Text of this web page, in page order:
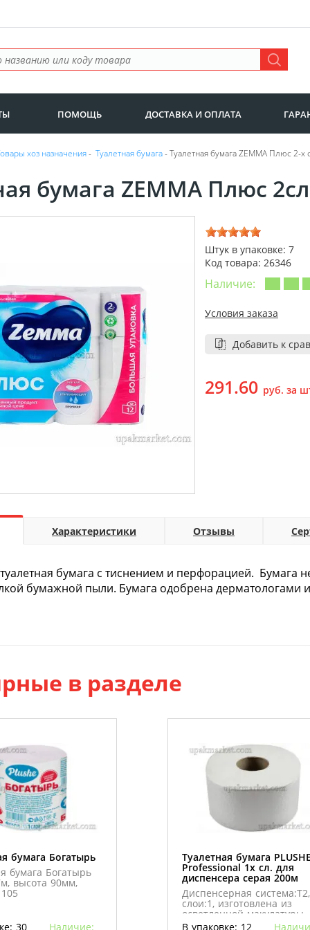
ПОМОЩЬ ДОСТАВКА И ОПЛАТА
хоз назначения- Туалетная бумага- Туалетная бумага ZEMMA Плюс 2-х
бумага ZEMMA Плюс
Штук в упаковке: 7
Код товара: 26346
Наличие:
Условия заказа
Добавить к
291.60 руб. за
Характеристики Отзывы
бумага с тиснением и перфорацией. Бумага
бумажной пыли. Бумага одобрена дерматологами
в разделе
бумага Богатырь
бумага Богатырь
высота 90мм,
30
Наличие:
Туалетная бумага
Professional 1х сл. для
диспенсера серая 200м
Диспенсерная система:Т2,
слои:1, изготовлена из
осветленной макулатуры,
ширина листа: 9 см длина
В упаковке: 12